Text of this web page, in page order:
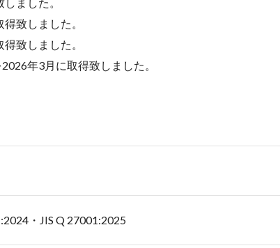
致しました。
致しました。
年3月に取得致しました。
・JIS Q 27001:2025